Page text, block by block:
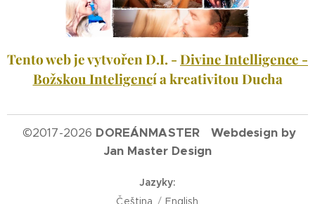
Tento web je vytvořen D.I. -Divine Intelligence -
Božskou Inteligencí a kreativitou Ducha
©2017-2026 DOREÁNMASTER Webdesign by
Jan Master Design
Jazyky